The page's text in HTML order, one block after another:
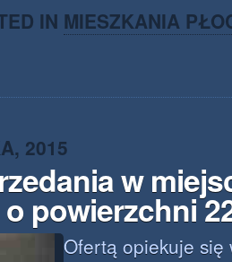
IN MIESZKANIA
2015
w
powierzchni
Ofertą opiekuje się